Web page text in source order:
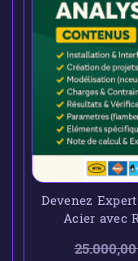
Devenez
Acier avec